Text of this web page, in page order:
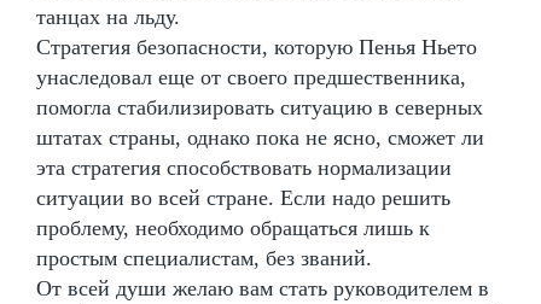
танцах на льду.
Стратегия безопасности, которую Пенья Ньето
унаследовал еще от своего предшественника,
помогла стабилизировать ситуацию в северных
штатах страны, однако пока не ясно, сможет ли
эта стратегия способствовать нормализации
ситуации во всей стране. Если надо решить
проблему, необходимо обращаться лишь к
простым специалистам, без званий.
От всей души желаю вам стать руководителем в